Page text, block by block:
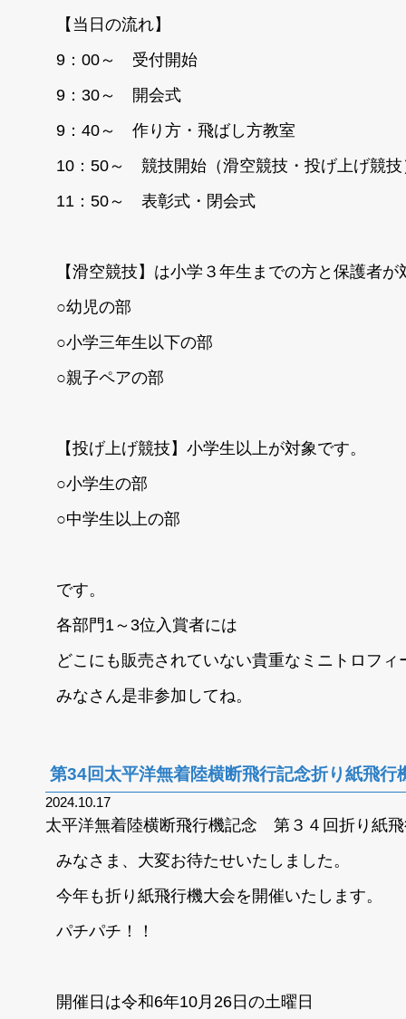
【当日の流れ】
9：00～ 受付開始
9：30～ 開会式
9：40～ 作り方・飛ばし方教室
10：50～ 競技開始（滑空競技・投げ上げ競技
11：50～ 表彰式・閉会式
【滑空競技】は小学３年生までの方と保護者が
○幼児の部
○小学三年生以下の部
○親子ペアの部
【投げ上げ競技】小学生以上が対象です。
○小学生の部
○中学生以上の部
です。
各部門1～3位入賞者には
どこにも販売されていない貴重なミニトロフ
みなさん是非参加してね。
第34回太平洋無着陸横断飛行記念折り紙飛行
2024.10.17
太平洋無着陸横断飛行機記念 第３４回折り紙
みなさま、大変お待たせいたしました。
今年も折り紙飛行機大会を開催いたします。
パチパチ！！
開催日は令和6年10月26日の土曜日